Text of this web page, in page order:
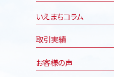
いえまちコラム
取引実績
お客様の声